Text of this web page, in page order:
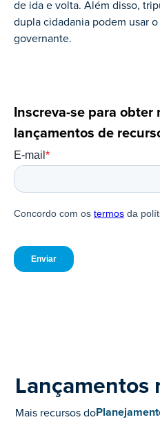
Inscreva-se para
lançamentos de
de ida e volta. Além disso,
dupla cidadania podem usar
governante.
Lançamentos
Mais recursos do